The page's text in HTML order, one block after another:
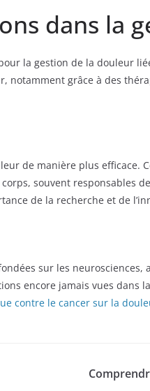
dans la
la gestion de la douleur
notamment grâce à des
de manière plus efficace.
souvent responsables
de la recherche et de
sur les
encore jamais vues dans
contre le cancer sur la